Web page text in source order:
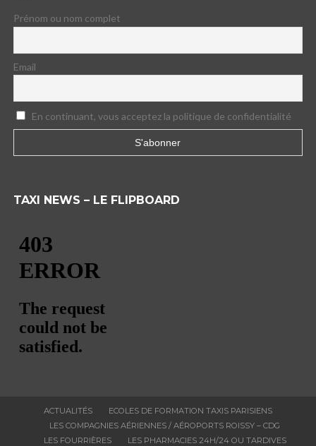
Prénom ou nom complet
Email
En continuant, vous acceptez la politique de confidentialité
TAXI NEWS – LE FLIPBOARD
ACTUALITÉS
ECOLES DE FORMATION TAXIS PARISIENS
LES COMPAGNIES AÉRIENNES / AÉROPORTS ROISSY – CDG
LES FOURRIÈRES
LES PHARMACIES 24H/24 OU TARDIVES